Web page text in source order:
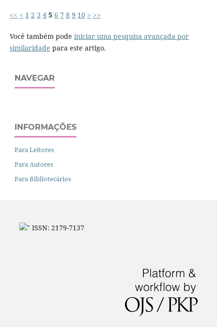
<< < 1 2 3 4 5 6 7 8 9 10 > >>
Você também pode iniciar uma pesquisa avançada por
similaridade para este artigo.
NAVEGAR
INFORMAÇÕES
Para Leitores
Para Autores
Para Bibliotecários
" ISSN: 2179-7137